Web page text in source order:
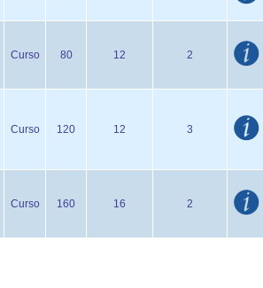
Curso 80 12 2
Curso 120 12 3
Curso 160 16 2